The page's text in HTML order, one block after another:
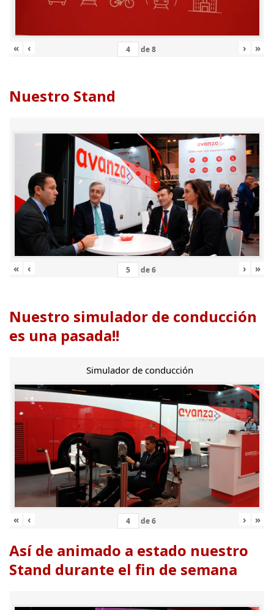
« ‹ de8 › »
Nuestro Stand
« ‹ de6 › »
Nuestro simulador de conducción
es una pasada!!
Simulador de conducción
« ‹ de6 › »
Así de animado a estado nuestro
Stand durante el fin de semana